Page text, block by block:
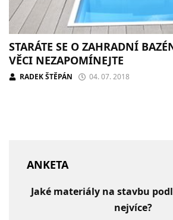
STARÁTE SE O ZAHRADNÍ
VĚCI NEZAPOMÍNEJTE
RADEK ŠTĚPÁN 04. 07. 2018
ANKETA
Jaké materiály na stavbu
nejvíce?